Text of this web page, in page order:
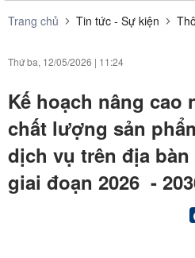
Trang chủ Tin tức - Sự kiện
Thứ ba, 12/05/2026 | 11:24
Kế hoạch nâng cao
chất lượng sản
dịch vụ trên địa
giai đoạn 2026 -